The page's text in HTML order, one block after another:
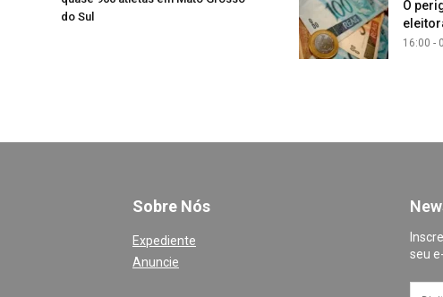
do Sul
O
16:00 -
Sobre Nós
Expediente
Anuncie
seu